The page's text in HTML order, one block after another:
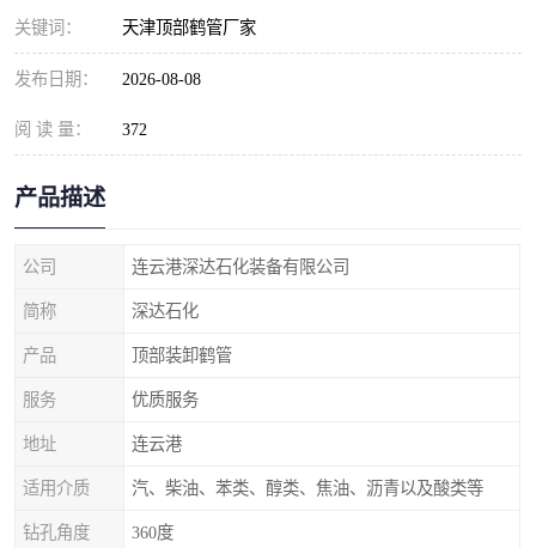
关键词： 天津顶部鹤管厂家
发布日期： 2026-08-08
阅 读 量： 372
产品描述
公司 连云港深达石化装备有限公司
简称 深达石化
产品 顶部装卸鹤管
服务 优质服务
地址 连云港
适用介质 汽、柴油、苯类、醇类、焦油、沥青以及酸类等
钻孔角度 360度